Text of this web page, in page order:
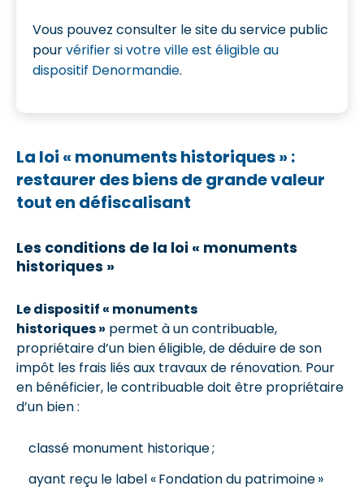
Vous pouvez consulter le site du service public
pourvérifier si votre ville est éligible au
dispositif Denormandie.
La loi « monuments historiques » :
restaurer des biens de grande valeur
tout en défiscalisant
Les conditions de la loi « monuments
historiques »
Le dispositif « monuments
historiques » permet à un contribuable,
propriétaire d’un bien éligible, de déduire de son
impôt les frais liés aux travaux de rénovation. Pour
en bénéficier, le contribuable doit être propriétaire
d’un bien :
classé monument historique ;
ayant reçu le label « Fondation du patrimoine »